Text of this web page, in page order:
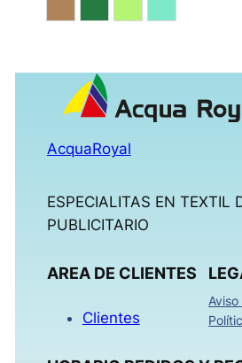
TierraVerdeVerde Fluor
Verde
AcquaRoyal
ESPECIALITAS EN TEXTIL
PUBLICITARIO
AREA DE CLIENTES
Clientes